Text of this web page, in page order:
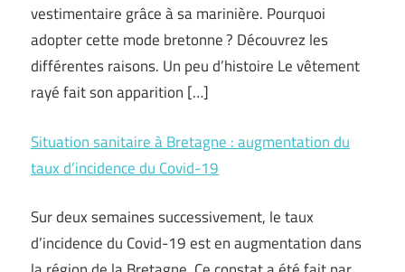
vestimentaire grâce à sa marinière. Pourquoi
adopter cette mode bretonne ? Découvrez les
différentes raisons. Un peu d’histoire Le vêtement
rayé fait son apparition […]
Situation sanitaire à Bretagne : augmentation du
taux d’incidence du Covid-19
Sur deux semaines successivement, le taux
d’incidence du Covid-19 est en augmentation dans